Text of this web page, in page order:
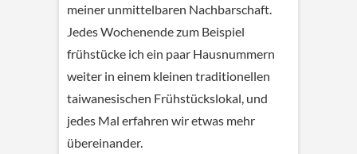
meiner unmittelbaren Nachbarschaft.
Jedes Wochenende zum Beispiel
frühstücke ich ein paar Hausnummern
weiter in einem kleinen traditionellen
taiwanesischen Frühstückslokal, und
jedes Mal erfahren wir etwas mehr
übereinander.